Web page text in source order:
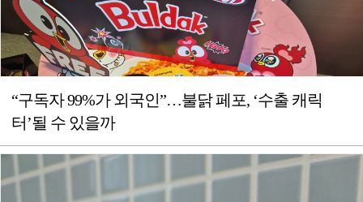
“구독자 99%가 외국인”…불닭 페포, ‘수출 캐릭
터’될 수 있을까